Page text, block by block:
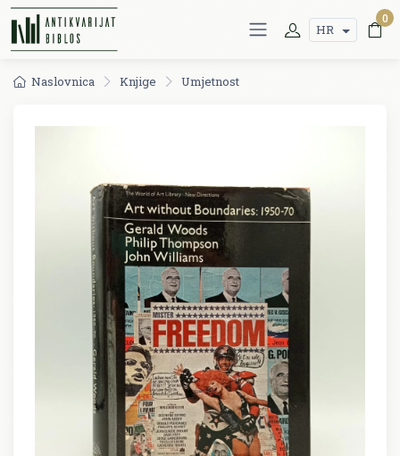
HR
0
Naslovnica Knjige Umjetnost